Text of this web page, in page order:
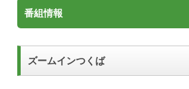
番組情報
ズームインつくば
よくある質問と答え